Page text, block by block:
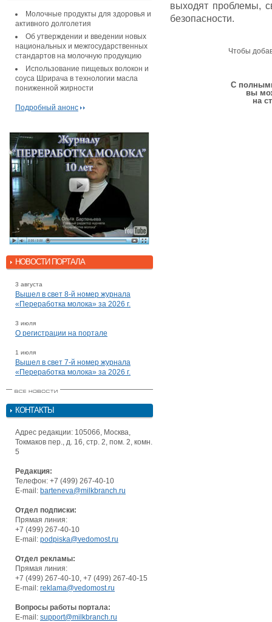
Молочные продукты для здоровья и
активного долголетия
Об утверждении и введении новых
национальных и межгосударственных
стандартов на молочную продукцию
Использование пищевых волокон и
соуса Шрирача в технологии масла
пониженной жирности
Подробный анонс
НОВОСТИ ПОРТАЛА
3 августа
Вышел в свет 8-й номер журнала
«Переработка молока» за 2026 г.
3 июля
О регистрации на портале
1 июля
Вышел в свет 7-й номер журнала
«Переработка молока» за 2026 г.
КОНТАКТЫ
Адрес редакции: 105066, Москва,
Токмаков пер., д. 16, стр. 2, пом. 2, комн.
5
Редакция:
Телефон: +7 (499) 267-40-10
E-mail: barteneva@milkbranch.ru
Отдел подписки:
Прямая линия:
+7 (499) 267-40-10
E-mail: podpiska@vedomost.ru
Отдел рекламы:
Прямая линия:
+7 (499) 267-40-10, +7 (499) 267-40-15
E-mail: reklama@vedomost.ru
Вопросы работы портала:
E-mail: support@milkbranch.ru
выходят проблемы,
безопасности.
Чтобы
С
вы
на